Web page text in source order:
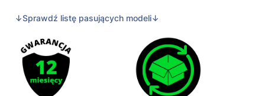
↓Sprawdź listę pasujących modeli↓